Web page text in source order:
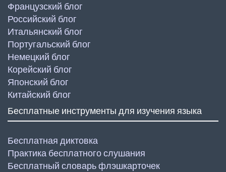
Французский блог
Российский блог
Итальянский блог
Португальский блог
Немецкий блог
Корейский блог
Японский блог
Китайский блог
Бесплатные инструменты для изучения языка
Бесплатная диктовка
Практика бесплатного слушания
Бесплатный словарь флэшкарточек